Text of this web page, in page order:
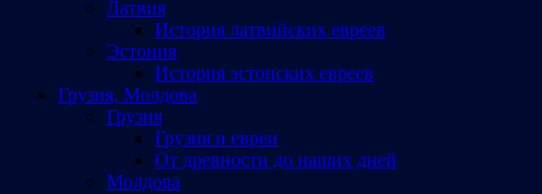
Латвия
История латвийских евреев
Эстония
История эстонских евреев
Грузия, Молдова
Грузия
Грузия и евреи
От древности до наших дней
Молдова